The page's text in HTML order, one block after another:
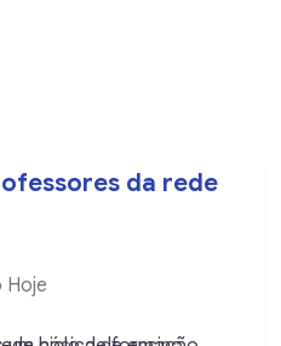
- 11:37
um ciclo de
da rede
Hoje